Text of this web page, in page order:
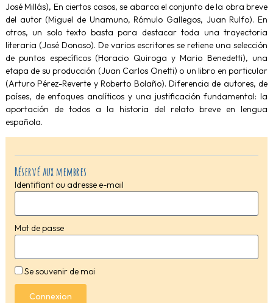
Réservé aux membres
Identifiant ou adresse e-mail
Mot de passe
Se souvenir de moi
Connexion
José Millás), En ciertos casos, se abarca el conjunto de la obra breve
del autor (Miguel de Unamuno, Rómulo Gallegos, Juan Rulfo). En
otros, un solo texto basta para destacar toda una trayectoria
literaria (José Donoso). De varios escritores se retiene una selección
de puntos especí­ficos (Horacio Quiroga y Mario Benedetti), una
etapa de su producción (Juan Carlos Onetti) o un libro en particular
(Arturo Pérez-Reverte y Roberto Bolaño). Diferencia de autores, de
paí­ses, de enfoques analíticos y una justificación fundamental: la
aportación de todos a la historia del relato breve en lengua
española.